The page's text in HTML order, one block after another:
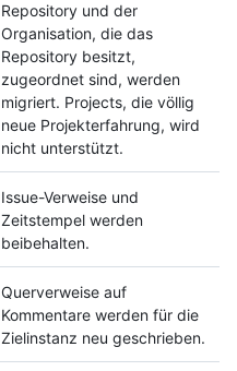
Repository und der
Organisation, die das
Repository besitzt,
zugeordnet sind, werden
migriert. Projects, die völlig
neue Projekterfahrung, wird
nicht unterstützt.
Issue-Verweise und
Zeitstempel werden
beibehalten.
Querverweise auf
Kommentare werden für die
Zielinstanz neu geschrieben.